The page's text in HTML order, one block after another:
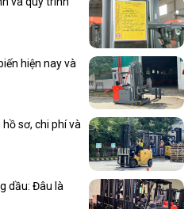
hiện nay và
sơ, chi phí và
dầu: Đâu là